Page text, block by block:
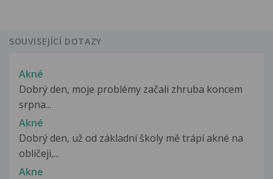
SOUVISEJÍCÍ DOTAZY
Akné
Dobrý den, moje problémy začali zhruba koncem
srpna...
Akné
Dobrý den, už od základní školy mě trápí akné na
obličeji,...
Akne